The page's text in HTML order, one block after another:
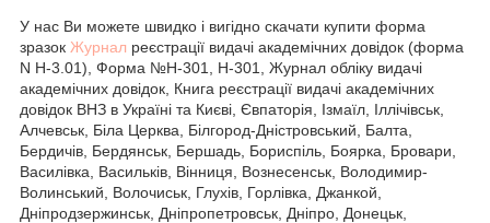
У нас Ви можете швидко і вигідно скачати купити форма
зразок Журнал реєстрації видачі академічних довідок (форма
N Н-3.01), Форма №Н-301, H-301, Журнал обліку видачі
академічних довідок, Книга реєстрації видачі академічних
довідок ВНЗ в Україні та Києві, Євпаторія, Ізмаїл, Іллічівськ,
Алчевськ, Біла Церква, Білгород-Дністровський, Балта,
Бердичів, Бердянськ, Бершадь, Бориспіль, Боярка, Бровари,
Василівка, Васильків, Вінниця, Вознесенськ, Володимир-
Волинський, Волочиськ, Глухів, Горлівка, Джанкой,
Дніпродзержинськ, Дніпропетровськ, Дніпро, Донецьк,